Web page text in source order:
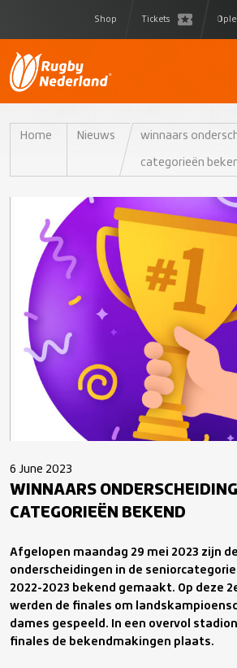
Shop Tickets
Home Nieuws winnaars
categorieën
6 June 2023
WINNAARS
CATEGORIEËN BEKEND
Afgelopen maandag 29 mei 2023 zijn
onderscheidingen in de
2022-2023 bekend gemaakt. Op deze
werden de finales om
dames gespeeld. In een overvol
finales de bekendmakingen plaats.